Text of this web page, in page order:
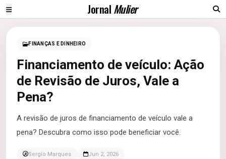
JornalMulier
FINANÇAS E DINHEIRO
Financiamento de veículo: Ação
de Revisão de Juros, Vale a
Pena?
A revisão de juros de financiamento de veículo vale a
pena? Descubra como isso pode beneficiar você.
Sergio Marques Jun 2, 2026